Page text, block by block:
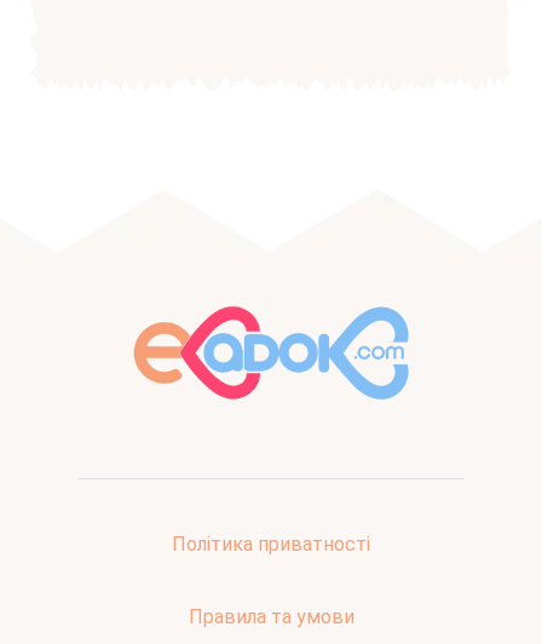
Політика приватності
Правила та умови